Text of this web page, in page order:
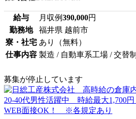
給与 月収例390,000円
勤務地
福井県 越前市
寮・社宅 あり（無料）
仕事内容 製造 / 自動車系工場 / 交替制
募集が停止しています